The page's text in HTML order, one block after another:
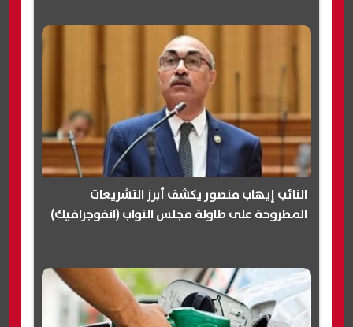
النائب إيهاب منصور يكشف أبرز التشريعات
المطروحة على طاولة مجلس النواب (انفوجرافيك)